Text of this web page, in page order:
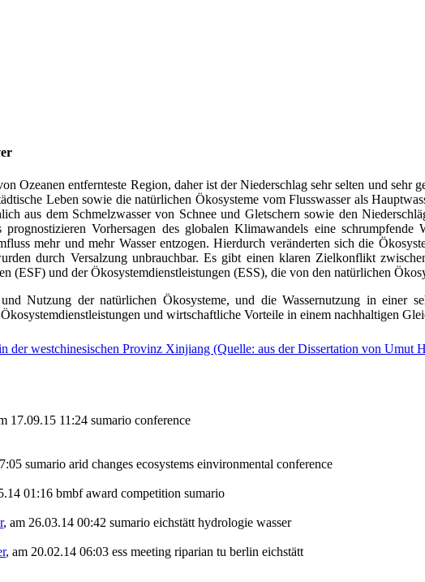
entfernteste Region, daher ist der Niederschlag sehr selten und sehr
Leben sowie die natürlichen Ökosysteme vom Flusswasser als
aus dem Schmelzwasser von Schnee und Gletschern sowie den
Vorhersagen des globalen Klimawandels eine schrumpfende
mehr und mehr Wasser entzogen. Hierdurch veränderten sich die
durch Versalzung unbrauchbar. Es gibt einen klaren Zielkonflikt
und der Ökosystemdienstleistungen (ESS), die von den natürlichen
Nutzung der natürlichen Ökosysteme, und die Wassernutzung in einer
und wirtschaftliche Vorteile in einem nachhaltigen
17.09.15 11:24 sumario conference
sumario arid changes ecosystems einvironmental conference
01:16 bmbf award competition sumario
, am 26.03.14 00:42 sumario eichstätt hydrologie wasser
, am 20.02.14 06:03 ess meeting riparian tu berlin eichstätt